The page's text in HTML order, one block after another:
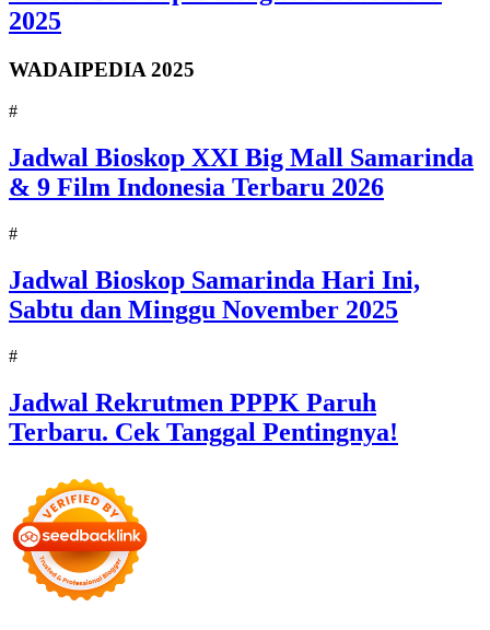
2025
WADAIPEDIA 2025
#
Jadwal Bioskop XXI Big Mall Samarinda
& 9 Film Indonesia Terbaru 2026
#
Jadwal Bioskop Samarinda Hari Ini,
Sabtu dan Minggu November 2025
#
Jadwal Rekrutmen PPPK Paruh
Terbaru. Cek Tanggal Pentingnya!